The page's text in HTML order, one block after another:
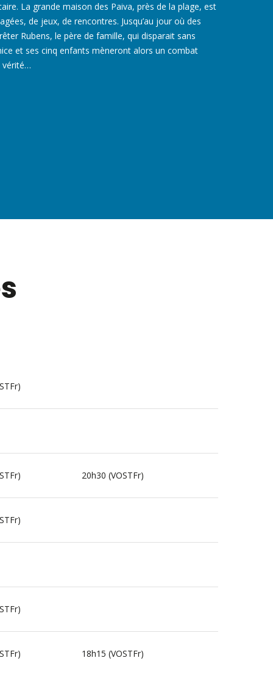
La grande maison des Paiva, près de la plage, est
de jeux, de rencontres. Jusqu’au jour où des
Rubens, le père de famille, qui disparait sans
et ses cinq enfants mèneront alors un combat
vérité…
20h30 (VOSTFr)
18h15 (VOSTFr)